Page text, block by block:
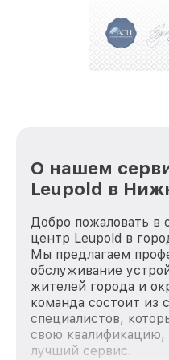
За годы своей
положительные
стараемся каждый
О нашем
Leupold в
Добро пожаловать в
центр Leupold в
Мы предлагаем
обслуживание
жителей города и
команда состоит из
специалистов,
свою квалификацию,
лучший сервис.